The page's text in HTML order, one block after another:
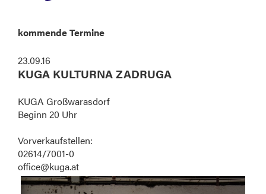
kommende Termine
23.09.16
KUGA KULTURNA ZADRUGA
KUGA Großwarasdorf
Beginn 20 Uhr
Vorverkaufstellen:
02614/7001-0
office@kuga.at